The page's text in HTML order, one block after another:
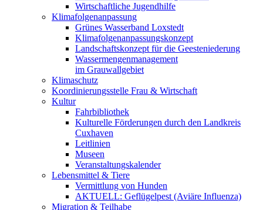
Wirtschaftliche Jugendhilfe
Klimafolgenanpassung
Grünes Wasserband Loxstedt
Klimafolgenanpassungskonzept
Landschaftskonzept für die Geesteniederung
Wassermengenmanagement
im Grauwallgebiet
Klimaschutz
Koordinierungsstelle Frau & Wirtschaft
Kultur
Fahrbibliothek
Kulturelle Förderungen durch den Landkreis
Cuxhaven
Leitlinien
Museen
Veranstaltungskalender
Lebensmittel & Tiere
Vermittlung von Hunden
AKTUELL: Geflügelpest (Aviäre Influenza)
Migration & Teilhabe